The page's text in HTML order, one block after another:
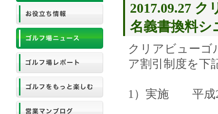
2017.09.27
名義書換料シ
クリアビューゴ
ア割引制度を下
1）実施 平成